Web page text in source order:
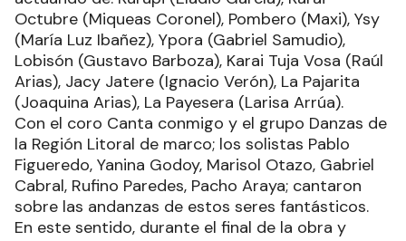
Octubre (Miqueas Coronel), Pombero (Maxi), Ysy
(María Luz Ibañez), Ypora (Gabriel Samudio),
Lobisón (Gustavo Barboza), Karai Tuja Vosa (Raúl
Arias), Jacy Jatere (Ignacio Verón), La Pajarita
(Joaquina Arias), La Payesera (Larisa Arrúa).
Con el coro Canta conmigo y el grupo Danzas de
la Región Litoral de marco; los solistas Pablo
Figueredo, Yanina Godoy, Marisol Otazo, Gabriel
Cabral, Rufino Paredes, Pacho Araya; cantaron
sobre las andanzas de estos seres fantásticos.
En este sentido, durante el final de la obra y